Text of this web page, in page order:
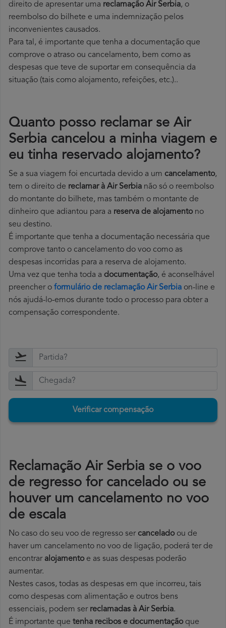
direito de apresentar uma reclamação Air Serbia, o
reembolso do bilhete e uma indemnização pelos
inconvenientes causados.
Para tal, é importante que tenha a documentação que
comprove o atraso ou cancelamento, bem como as
despesas que teve de suportar em consequência da
situação (tais como alojamento, refeições, etc.)..
Quanto posso reclamar se Air
Serbia cancelou a minha viagem e
eu tinha reservado alojamento?
Se a sua viagem foi encurtada devido a um cancelamento,
tem o direito de reclamar à Air Serbia não só o reembolso
do montante do bilhete, mas também o montante de
dinheiro que adiantou para a reserva de alojamentono
seu destino.
É importante que tenha a documentação necessária que
comprove tanto o cancelamento do voo como as
despesas incorridas para a reserva de alojamento.
Uma vez que tenha toda a documentação, é aconselhável
preencher o formulário de reclamação Air Serbia on-line e
nós ajudá-lo-emos durante todo o processo para obter a
compensação correspondente.
Verificar compensação
Reclamação Air Serbia se o voo
de regresso for cancelado ou se
houver um cancelamento no voo
de escala
No caso do seu voo de regresso ser canceladoou de
haver um cancelamento no voo de ligação, poderá ter de
encontrar alojamentoe as suas despesas poderão
aumentar.
Nestes casos, todas as despesas em que incorreu, tais
como despesas com alimentação e outros bens
essenciais, podem ser reclamadas à Air Serbia.
É importante que tenha recibos e documentaçãoque